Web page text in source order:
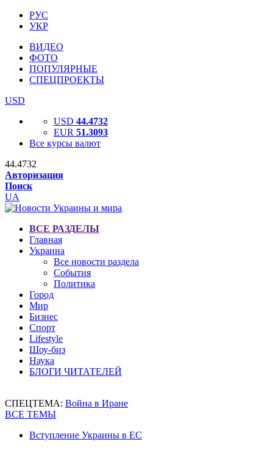
РУС
УКР
ВИДЕО
ФОТО
ПОПУЛЯРНЫЕ
СПЕЦПРОЕКТЫ
USD
USD 44.4732
EUR 51.3093
Все курсы валют
44.4732
Авторизация
Поиск
UA
ВСЕ РАЗДЕЛЫ
Главная
Украина
Все новости раздела
События
Политика
Город
Мир
Бизнес
Спорт
Lifestyle
Шоу-биз
Наука
БЛОГИ ЧИТАТЕЛЕЙ
СПЕЦТЕМА: Война в Иране
ВСЕ ТЕМЫ
Вступление Украины в ЕС